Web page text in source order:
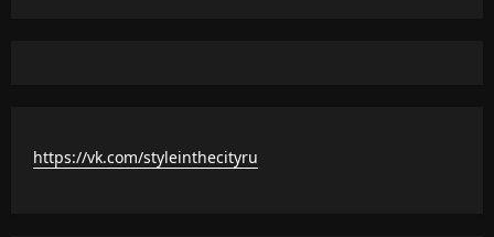
https://vk.com/styleinthecityru